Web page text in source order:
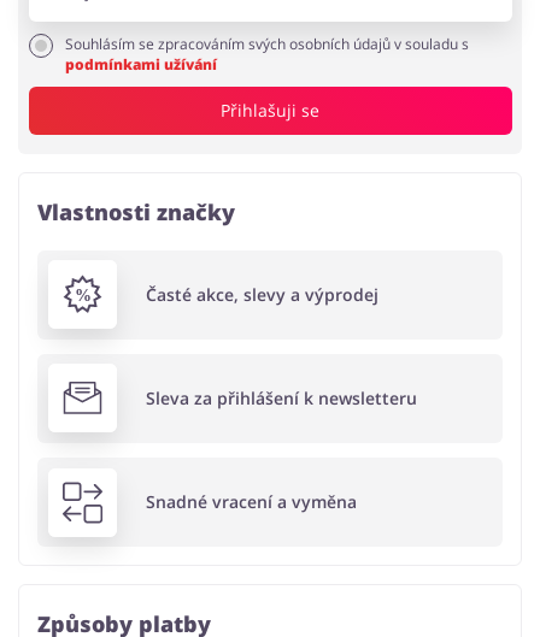
Souhlásím se zpracováním svých osobních údajů v souladu s
podmínkami užívání
Přihlašuji se
Vlastnosti značky
Časté akce, slevy a výprodej
Sleva za přihlášení k newsletteru
Snadné vracení a vyměna
Způsoby platby